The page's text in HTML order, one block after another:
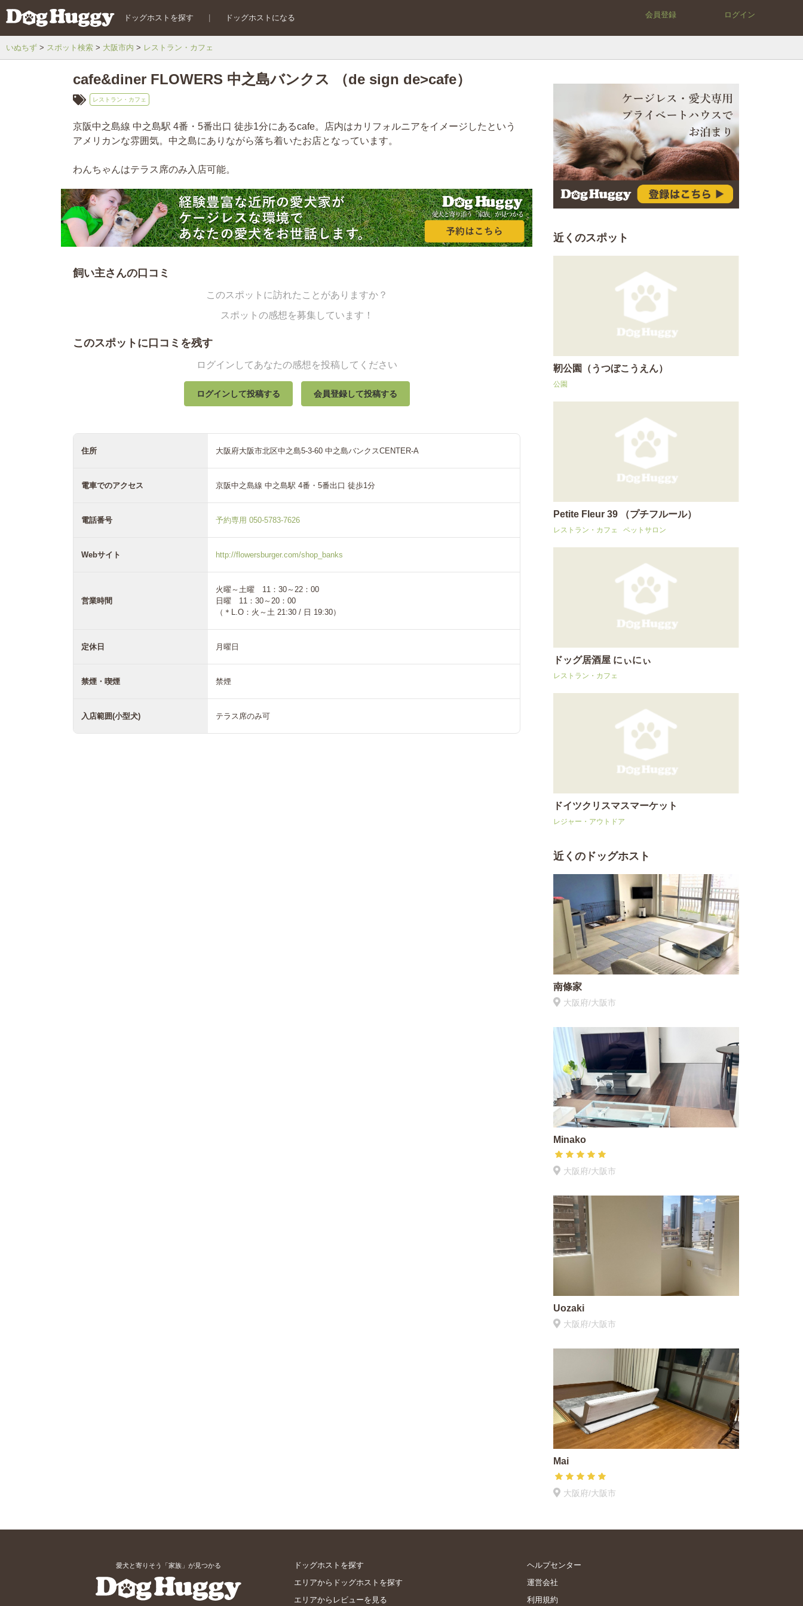
ドッグホストを探す ドッグホストになる 会員登録 ログイン
いぬちず スポット検索 大阪市内 レストラン・カフェ
cafe&diner FLOWERS 中之島バンクス （de sign de>cafe）
レストラン・カフェ
京阪中之島線 中之島駅 4番・5番出口 徒歩1分にあるcafe。店内はカリフォルニアをイメージしたという
アメリカンな雰囲気。中之島にありながら落ち着いたお店となっています。
わんちゃんはテラス席のみ入店可能。
飼い主さんの口コミ
このスポットに訪れたことがありますか？
スポットの感想を募集しています！
このスポットに口コミを残す
ログインしてあなたの感想を投稿してください
ログインして投稿する 会員登録して投稿する
住所 大阪府大阪市北区中之島5-3-60 中之島バンクスCENTER-A
電車でのアクセス 京阪中之島線 中之島駅 4番・5番出口 徒歩1分
電話番号 予約専用 050-5783-7626
Webサイト http://flowersburger.com/shop_banks
営業時間
火曜～土曜 11：30～22：00
日曜 11：30～20：00
（＊L.O：火～土 21:30 / 日 19:30）
定休日 月曜日
禁煙・喫煙 禁煙
入店範囲(小型犬) テラス席のみ可
近くのスポット
靭公園（うつぼこうえん）
公園
Petite Fleur 39 （プチフルール）
レストラン・カフェ ペットサロン
ドッグ居酒屋 にぃにぃ
レストラン・カフェ
ドイツクリスマスマーケット
レジャー・アウトドア
近くのドッグホスト
南條家
大阪府/大阪市
Minako
大阪府/大阪市
Uozaki
大阪府/大阪市
Mai
大阪府/大阪市
愛犬と寄りそう「家族」が見つかる
ドッグホストを探す
エリアからドッグホストを探す
エリアからレビューを見る
ヘルプセンター
運営会社
利用規約